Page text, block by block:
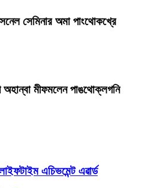
সেমিনার অমা পাংথোকখ্রে
মীফমলেন পাঙথোক্লগনি
এচিভমেন্ট এৱার্ড